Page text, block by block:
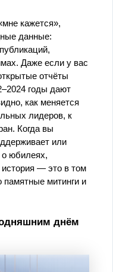
кажется»,
данные:
Даже если у вас
отчёты
годы дают
как меняется
лидеров, к
Когда вы
или
юбилеях,
— это в том
памятные митинги и
днём